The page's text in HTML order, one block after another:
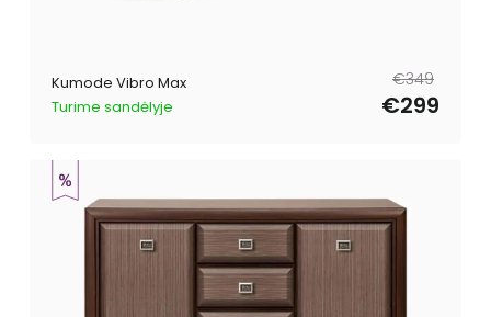
Kumode Vibro Max
Turime sandėlyje
Parastā€349
Pārdošanas
€299